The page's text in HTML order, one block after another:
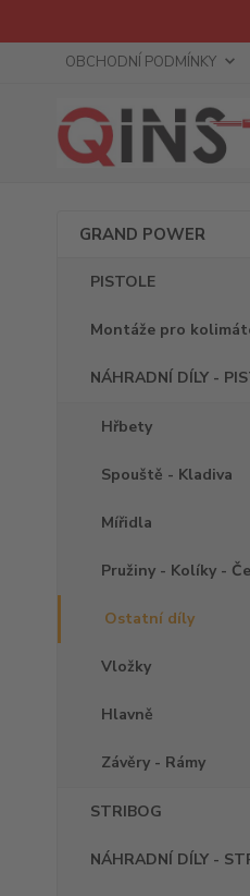
OBCHODNÍ PODMÍNKY
GRAND POWER
PISTOLE
Montáže pro
NÁHRADNÍ DÍLY -
Hřbety
Spouště - Kladiva
Mířidla
Pružiny - Kolíky -
Ostatní díly
Vložky
Hlavně
Závěry - Rámy
STRIBOG
NÁHRADNÍ DÍLY -